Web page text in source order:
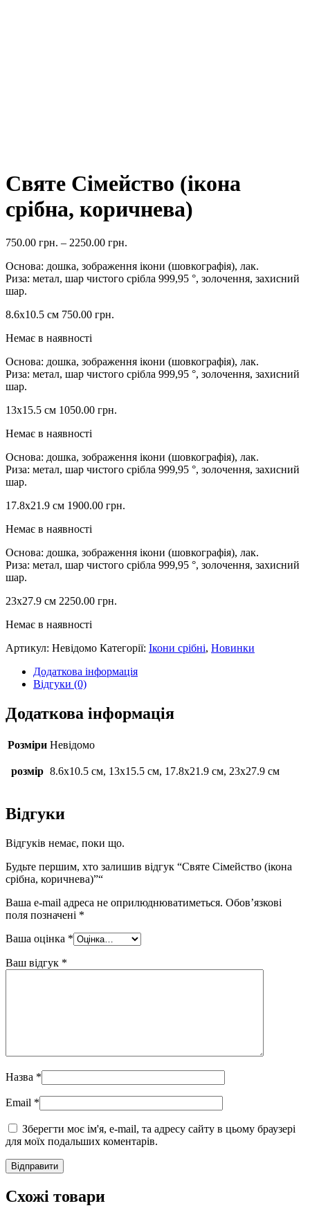
Святе Сімейство (ікона
срібна, коричнева)
750.00 грн. – 2250.00 грн.
Основа: дошка, зображення ікони (шовкографія), лак.
Риза: метал, шар чистого срібла 999,95 °, золочення, захисний
шар.
8.6х10.5 см 750.00 грн.
Немає в наявності
Основа: дошка, зображення ікони (шовкографія), лак.
Риза: метал, шар чистого срібла 999,95 °, золочення, захисний
шар.
13х15.5 см 1050.00 грн.
Немає в наявності
Основа: дошка, зображення ікони (шовкографія), лак.
Риза: метал, шар чистого срібла 999,95 °, золочення, захисний
шар.
17.8х21.9 см 1900.00 грн.
Немає в наявності
Основа: дошка, зображення ікони (шовкографія), лак.
Риза: метал, шар чистого срібла 999,95 °, золочення, захисний
шар.
23х27.9 см 2250.00 грн.
Немає в наявності
Артикул: Невідомо Категорії: Ікони срібні, Новинки
Додаткова інформація
Відгуки (0)
Додаткова інформація
Розміри Невідомо
розмір 8.6х10.5 см, 13х15.5 см, 17.8х21.9 см, 23х27.9 см
Відгуки
Відгуків немає, поки що.
Будьте першим, хто залишив відгук “Святе Сімейство (ікона
срібна, коричнева)”“
Ваша e-mail адреса не оприлюднюватиметься. Обов’язкові
поля позначені *
Ваша оцінка *
Ваш відгук *
Назва *
Email *
Зберегти моє ім'я, e-mail, та адресу сайту в цьому браузері
для моїх подальших коментарів.
Схожі товари